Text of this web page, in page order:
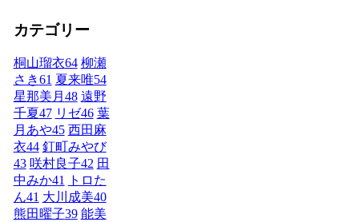
カテゴリー
桐山瑠衣64 柳瀬
さき61 夏来唯54
星那美月 48 遠野
千夏47 リゼ46 葉
月あや45 西田麻
衣44 釘町みやび
43 咲村良子42 田
中みか41
トロた
ん41 大川成美40
熊田曜子39 能美